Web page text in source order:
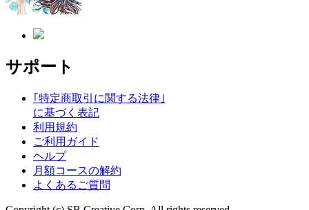
サポート
｢特定商取引に関する法律｣
に基づく表記
利用規約
ご利用ガイド
ヘルプ
月額コースの解約
よくあるご質問